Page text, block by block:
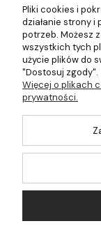
©2026 Wszelkie
Pliki cookies i
działanie strony i
potrzeb. Możesz
wszystkich tych
użycie plików do
"Dostosuj zgody".
Więcej o plikach
prywatności.